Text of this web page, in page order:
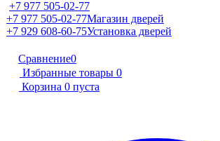
+7 977 505-02-77
+7 977 505-02-77Магазин дверей
+7 929 608-60-75Установка дверей
Сравнение0
Избранные товары 0
Корзина 0 пуста